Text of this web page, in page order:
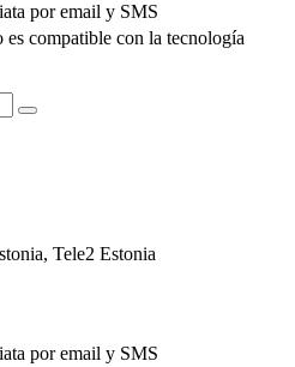
por email y SMS
compatible con la tecnología
Tele2 Estonia
por email y SMS